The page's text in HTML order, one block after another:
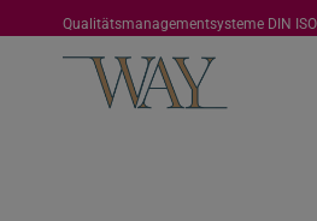
Qualitätsmanagementsysteme DIN